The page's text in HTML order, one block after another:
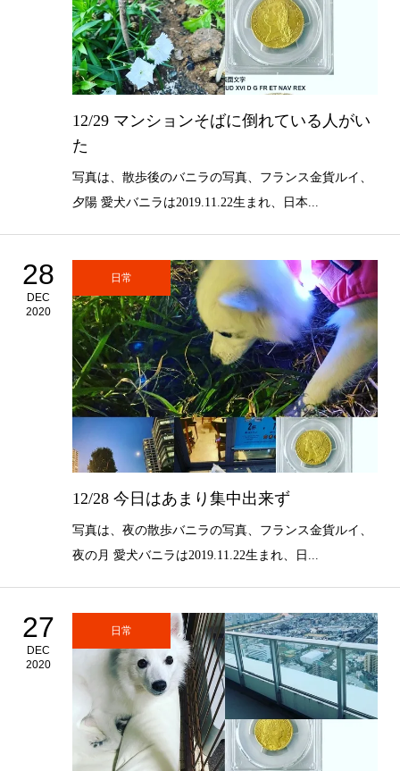
12/29 マンションそばに倒れている人がい
た
写真は、散歩後のバニラの写真、フランス金貨ルイ、
夕陽 愛犬バニラは2019.11.22生まれ、日本...
28
DEC
2020
日常
12/28 今日はあまり集中出来ず
写真は、夜の散歩バニラの写真、フランス金貨ルイ、
夜の月 愛犬バニラは2019.11.22生まれ、日...
27
DEC
2020
日常